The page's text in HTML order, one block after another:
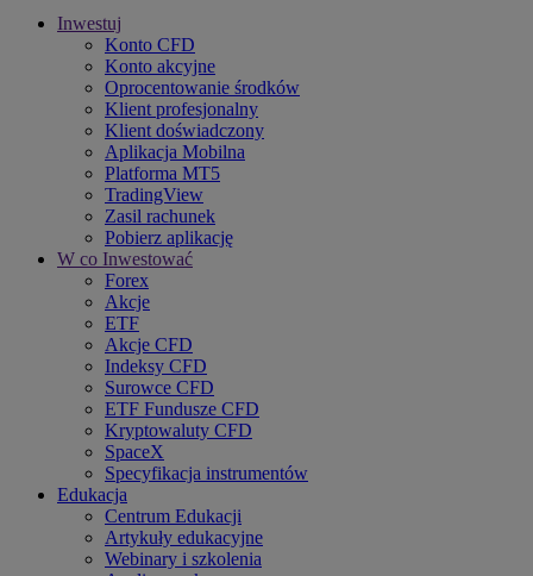
Inwestuj
Konto CFD
Konto akcyjne
Oprocentowanie środków
Klient profesjonalny
Klient doświadczony
Aplikacja Mobilna
Platforma MT5
TradingView
Zasil rachunek
Pobierz aplikację
W co Inwestować
Forex
Akcje
ETF
Akcje CFD
Indeksy CFD
Surowce CFD
ETF Fundusze CFD
Kryptowaluty CFD
SpaceX
Specyfikacja instrumentów
Edukacja
Centrum Edukacji
Artykuły edukacyjne
Webinary i szkolenia